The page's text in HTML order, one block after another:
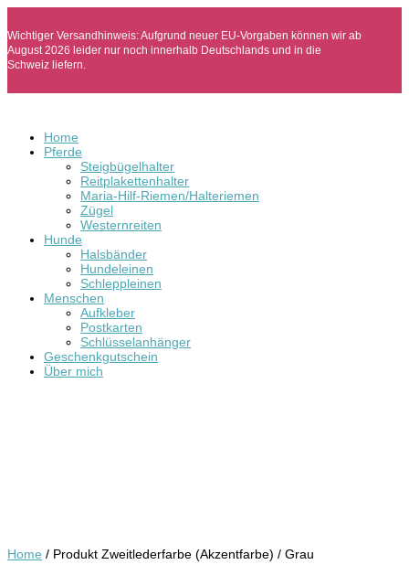
Wichtiger Versandhinweis: Aufgrund neuer EU-Vorgaben können wir ab
August 2026 leider nur noch innerhalb Deutschlands und in die
Schweiz liefern.
Home
Pferde
Steigbügelhalter
Reitplakettenhalter
Maria-Hilf-Riemen/Halteriemen
Zügel
Westernreiten
Hunde
Halsbänder
Hundeleinen
Schleppleinen
Menschen
Aufkleber
Postkarten
Schlüsselanhänger
Geschenkgutschein
Über mich
Home / Produkt Zweitlederfarbe (Akzentfarbe) / Grau